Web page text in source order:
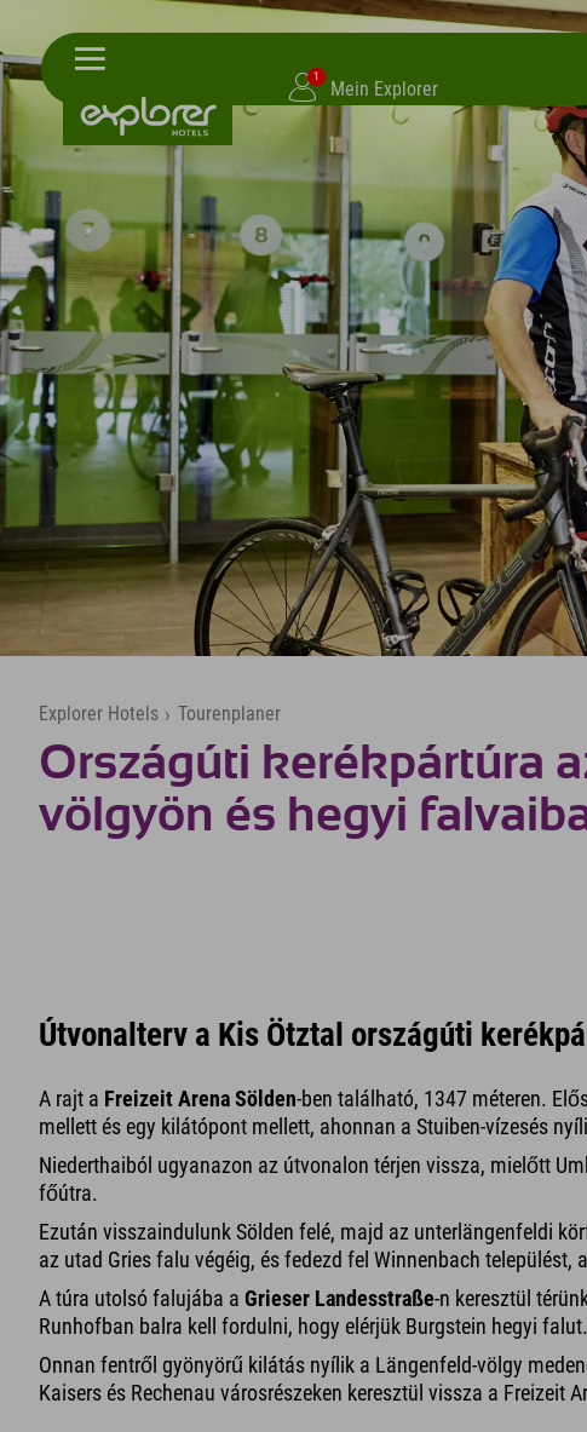
1
Mein Explorer
Explorer Hotels › Tourenplaner
Országúti kerékpártúra
völgyön és hegyi
Útvonalterv a Kis Ötztal országúti
A rajt a Freizeit Arena Sölden-ben található, 1347 méteren.
mellett és egy kilátópont mellett, ahonnan a Stuiben-vízesés
Niederthaiból ugyanazon az útvonalon térjen vissza, mielőtt
főútra.
Ezután visszaindulunk Sölden felé, majd az unterlängenfeldi
az utad Gries falu végéig, és fedezd fel Winnenbach
A túra utolsó falujába a Grieser Landesstraße-n keresztül
Runhofban balra kell fordulni, hogy elérjük Burgstein hegyi falut.
Onnan fentről gyönyörű kilátás nyílik a Längenfeld-völgy
Kaisers és Rechenau városrészeken keresztül vissza a Freizeit